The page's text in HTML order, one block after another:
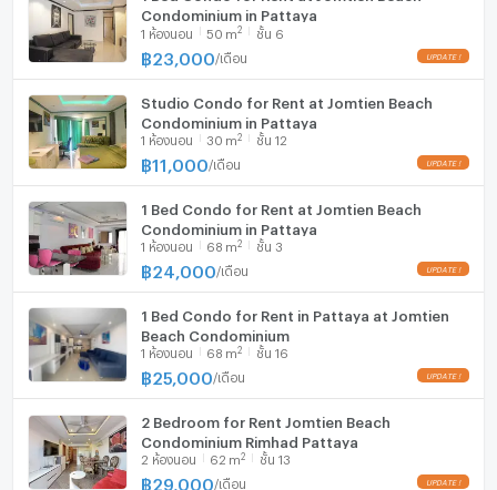
Condominium in Pattaya
1 ห้องนอน 50 m2 ชั้น 6
฿23,000 /เดือน
Studio Condo for Rent at Jomtien Beach
Condominium in Pattaya
1 ห้องนอน 30 m2 ชั้น 12
฿11,000 /เดือน
1 Bed Condo for Rent at Jomtien Beach
Condominium in Pattaya
1 ห้องนอน 68 m2 ชั้น 3
฿24,000 /เดือน
1 Bed Condo for Rent in Pattaya at Jomtien
Beach Condominium
1 ห้องนอน 68 m2 ชั้น 16
฿25,000 /เดือน
2 Bedroom for Rent Jomtien Beach
Condominium Rimhad Pattaya
2 ห้องนอน 62 m2 ชั้น 13
฿29,000 /เดือน